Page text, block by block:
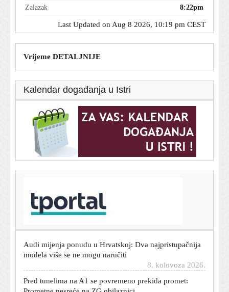
Zalazak
8:22pm
Last Updated on Aug 8 2026, 10:19 pm CEST
Vrijeme DETALJNIJE
Kalendar događanja u Istri
Trener Hajduka otkrio veliki problem momčadi: 'To nas
je uništilo'
modela više se ne mogu naručiti
Prometne nesreće na ZG obilaznici